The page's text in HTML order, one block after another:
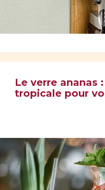
Le verre ananas
tropicale pour